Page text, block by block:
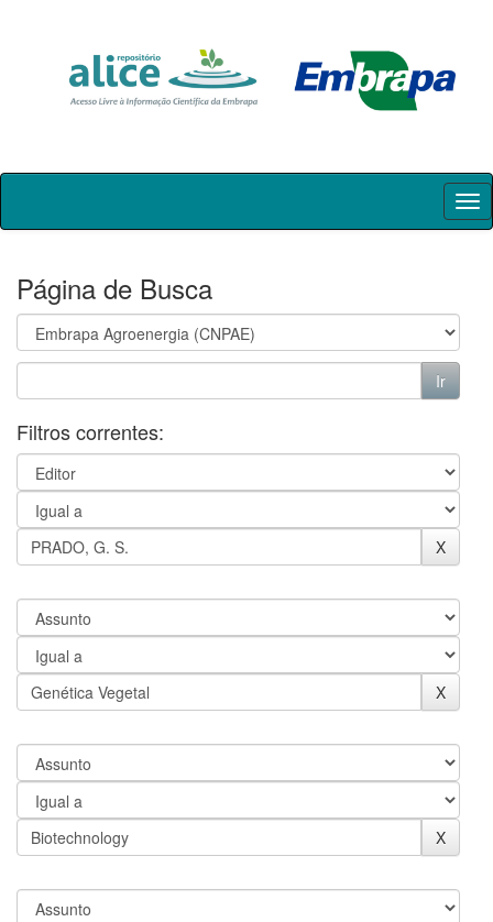
Skip
Página de Busca
Filtros correntes: